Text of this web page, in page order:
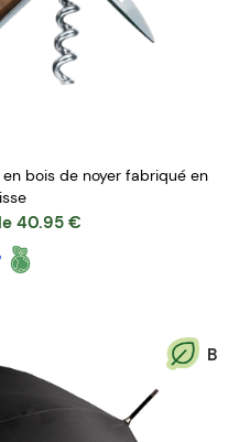
bois de noyer fabriqué en
40.95 €
B